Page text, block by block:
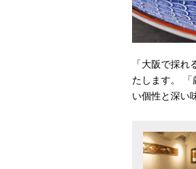
「大阪で採
たします。
い個性と深い